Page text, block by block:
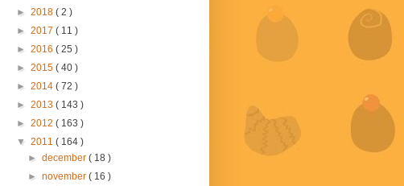
► 2018 ( 2 )
► 2017 ( 11 )
► 2016 ( 25 )
► 2015 ( 40 )
► 2014 ( 72 )
► 2013 ( 143 )
► 2012 ( 163 )
▼ 2011 ( 164 )
►december( 18 )
►november( 16 )